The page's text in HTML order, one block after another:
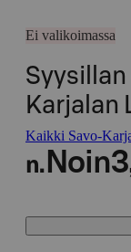
Ei valikoimassa
Karjalan
Kaikki Savo-
n. Noin